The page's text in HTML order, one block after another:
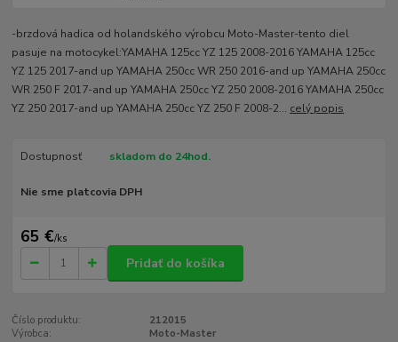
-brzdová hadica od holandského výrobcu Moto-Master-tento diel
pasuje na motocykel:YAMAHA 125cc YZ 125 2008-2016 YAMAHA 125cc
YZ 125 2017-and up YAMAHA 250cc WR 250 2016-and up YAMAHA 250cc
WR 250 F 2017-and up YAMAHA 250cc YZ 250 2008-2016 YAMAHA 250cc
YZ 250 2017-and up YAMAHA 250cc YZ 250 F 2008-2... celý popis
Dostupnosť skladom do 24hod.
Nie sme platcovia DPH
65 €/ks
Pridať do košíka
Číslo produktu:
212015
Výrobca:
Moto-Master